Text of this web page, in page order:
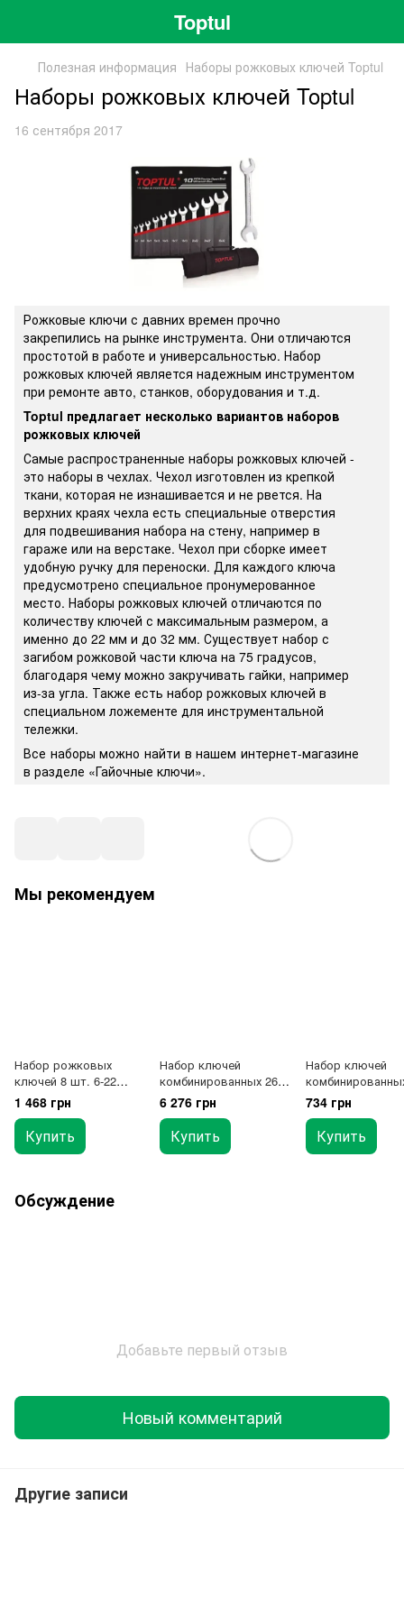
Toptul
Полезная информация Наборы рожковых ключей Toptul
Наборы рожковых ключей Toptul
16 сентября 2017
Рожковые ключи с давних времен прочно
закрепились на рынке инструмента. Они отличаются
простотой в работе и универсальностью. Набор
рожковых ключей является надежным инструментом
при ремонте авто, станков, оборудования и т.д.
Toptul предлагает несколько вариантов наборов
рожковых ключей
Самые распространенные наборы рожковых ключей -
это наборы в чехлах. Чехол изготовлен из крепкой
ткани, которая не изнашивается и не рвется. На
верхних краях чехла есть специальные отверстия
для подвешивания набора на стену, например в
гараже или на верстаке. Чехол при сборке имеет
удобную ручку для переноски. Для каждого ключа
предусмотрено специальное пронумерованное
место. Наборы рожковых ключей отличаются по
количеству ключей с максимальным размером, а
именно до 22 мм и до 32 мм. Существует набор с
загибом рожковой части ключа на 75 градусов,
благодаря чему можно закручивать гайки, например
из-за угла. Также есть набор рожковых ключей в
специальном ложементе для инструментальной
тележки.
Все наборы можно найти в нашем интернет-магазине
в разделе «Гайочные ключи».
Мы рекомендуем
Набор рожковых
ключей 8 шт. 6-22
TOPTUL GAAA0812
1 468 грн
Купить
Набор ключей
комбинированных 26
шт. 6-32 "Hi-
Performance" TOPTUL
GPAX2601
6 276 грн
Купить
Набор ключей
ед. "Евро"
19,22) в сумке
СТАНДАРТ
734 грн
Купить
Обсуждение
Добавьте первый отзыв
Новый комментарий
Другие записи